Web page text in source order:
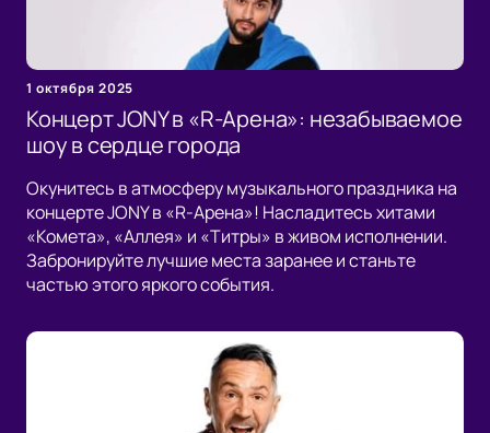
1 октября 2025
Концерт JONY в «R-Арена»: незабываемое
шоу в сердце города
Окунитесь в атмосферу музыкального праздника на
концерте JONY в «R-Арена»! Насладитесь хитами
«Комета», «Аллея» и «Титры» в живом исполнении.
Забронируйте лучшие места заранее и станьте
частью этого яркого события.